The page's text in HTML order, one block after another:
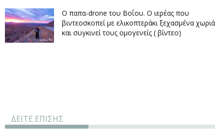
O παπα-drone του Βοΐου. Ο ιερέας που
βιντεοσκοπεί με ελικοπτεράκι ξεχασμένα χωριά
και συγκινεί τους ομογενείς ( βίντεο)
ΔΕΙΤΕ ΕΠΙΣΗΣ